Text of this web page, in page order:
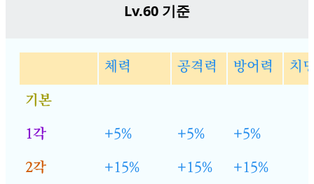
Lv.60 기준
체력 공격력 방어력 치
기본
1각 +5% +5% +5%
2각 +15% +15% +15%